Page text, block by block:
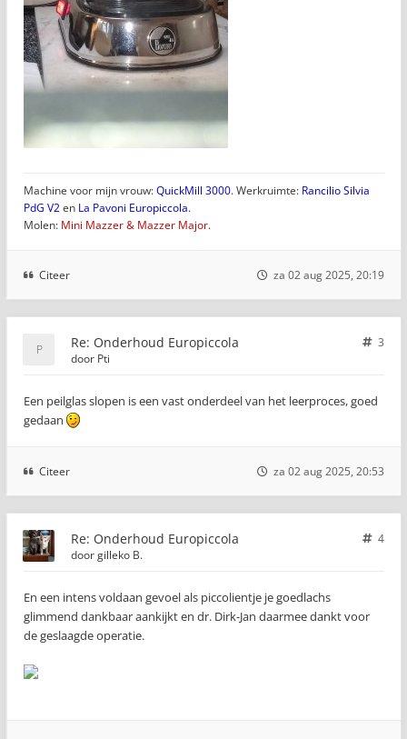
Machine voor mijn vrouw:QuickMill 3000. Werkruimte: Rancilio Silvia
PdG V2en La Pavoni Europiccola.
Molen: Mini Mazzer & Mazzer Major.
Citeer za 02 aug 2025, 20:19
Re: Onderhoud Europiccola
3
door Pti
Een peilglas slopen is een vast onderdeel van het leerproces, goed
gedaan
Citeer za 02 aug 2025, 20:53
Re: Onderhoud Europiccola
4
doorgilleko B.
En een intens voldaan gevoel als piccolientje je goedlachs
glimmend dankbaar aankijkt en dr. Dirk-Jan daarmee dankt voor
de geslaagde operatie.